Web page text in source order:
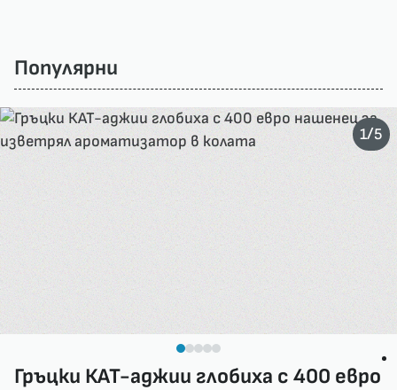
Популярни
Гръцки КАТ-аджии глобиха с 400 евро
1/5